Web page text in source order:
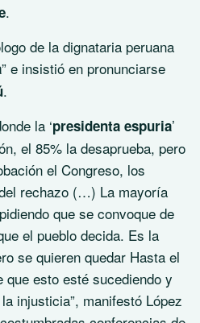
.
de la dignataria peruana
” e insistió en pronunciarse
.
la ‘presidenta espuria’
el 85% la desaprueba, pero
el Congreso, los
rechazo (…) La mayoría
que se convoque de
el pueblo decida. Es la
se quieren quedar Hasta el
que esto esté sucediendo y
injusticia”, manifestó López